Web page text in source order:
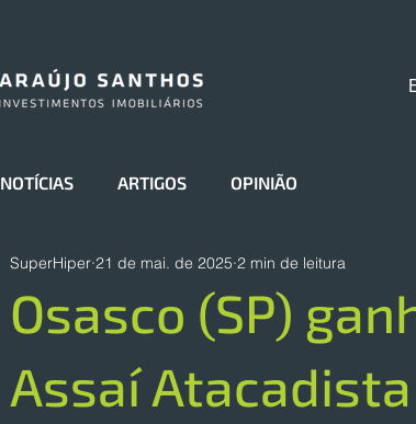
NOTÍCIAS ARTIGOS OPINIÃO
Osasco (SP)
Assaí Atacadista
SuperHiper 21 de mai. de 2025 2 min de leitura